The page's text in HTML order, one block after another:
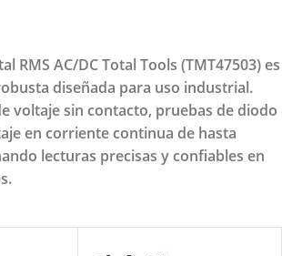
RMS AC/DC Total Tools (TMT47503) es
diseñada para uso industrial.
voltaje sin contacto, pruebas de diodo
en corriente continua de hasta
lecturas precisas y confiables en